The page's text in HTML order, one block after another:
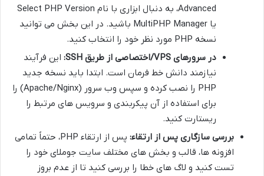
Advanced، به دنبال ابزاری با نام Select PHP Version
یا MultiPHP Manager باشید. در این بخش می توانید
نسخه PHP مورد نظر خود را انتخاب کنید.
در سرورهای VPS/اختصاصی از طریق SSH:
این فرآیند
نیازمند دانش خط فرمان است. ابتدا باید نسخه جدید
PHP را نصب کرده و سپس وب سرور (Apache/Nginx) را
برای استفاده از آن پیکربندی و سرویس های مرتبط را
ریستارت کنید.
بررسی سازگاری پس از ارتقاء:
پس از ارتقاء PHP، حتماً تمامی
افزونه ها، قالب و بخش های مختلف سایت جوملای خود را
تست کنید و لاگ های خطا را بررسی کنید تا از عدم بروز